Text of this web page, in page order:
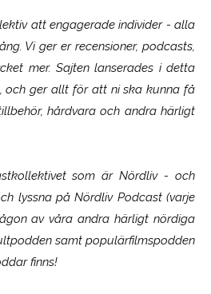
att engagerade individer - alla
Vi ger er recensioner, podcasts,
mer. Sajten lanserades i detta
och ger allt för att ni ska kunna få
hårdvara och andra härligt
som ärNördliv- och
lyssna på Nördliv Podcast (varje
av våra andra härligt nördiga
samt populärfilmspodden
finns!